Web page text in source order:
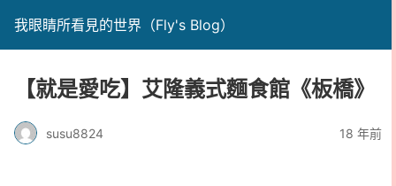
我眼睛所看見的世界（Fly's Blog）
【就是愛吃】艾隆義式麵食館《板橋》
susu8824 18 年前